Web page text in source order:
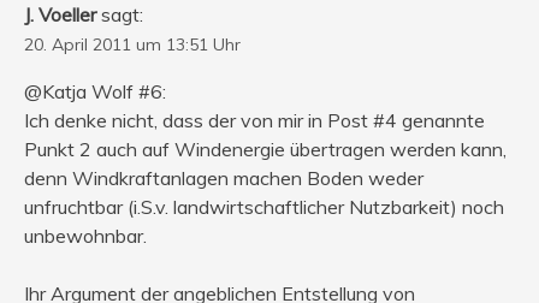
J. Voeller sagt:
20. April 2011 um 13:51 Uhr
@Katja Wolf #6:
Ich denke nicht, dass der von mir in Post #4 genannte
Punkt 2 auch auf Windenergie übertragen werden kann,
denn Windkraftanlagen machen Boden weder
unfruchtbar (i.S.v. landwirtschaftlicher Nutzbarkeit) noch
unbewohnbar.
Ihr Argument der angeblichen Entstellung von